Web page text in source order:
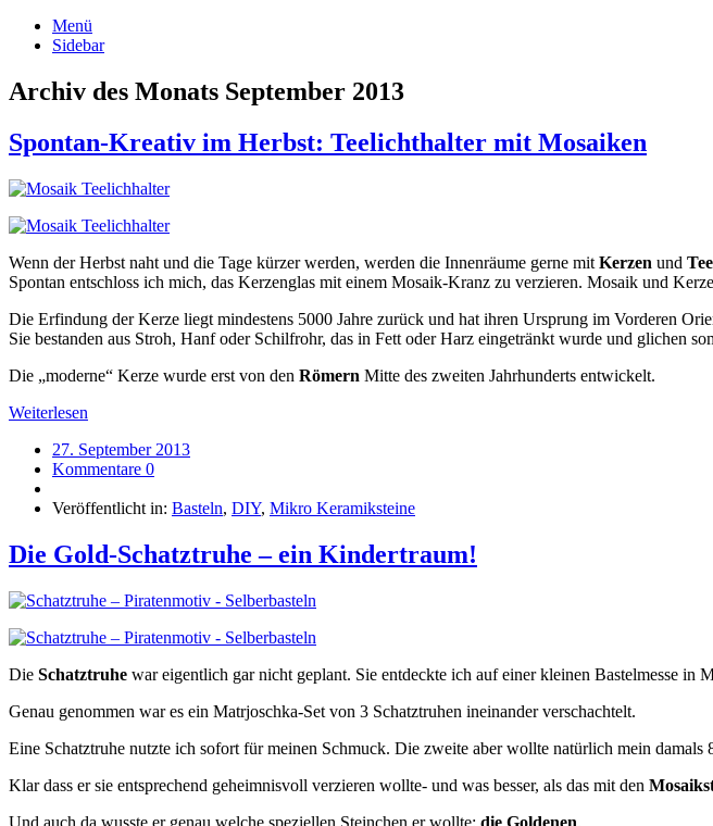
Menü
Sidebar
Archiv des Monats September 2013
Spontan-Kreativ im Herbst: Teelichthalter mit Mosaiken
Wenn der Herbst naht und die Tage kürzer werden, werden die Innenräume gerne mit Kerzen und
Spontan entschloss ich mich, das Kerzenglas mit einem Mosaik-Kranz zu verzieren. Mosaik und
Die Erfindung der Kerze liegt mindestens 5000 Jahre zurück und hat ihren Ursprung im Vorderen
Sie bestanden aus Stroh, Hanf oder Schilfrohr, das in Fett oder Harz eingetränkt wurde und glichen
Die „moderne“ Kerze wurde erst von den Römern Mitte des zweiten Jahrhunderts entwickelt.
Weiterlesen
27. September 2013
Kommentare 0
Veröffentlicht in: Basteln, DIY, Mikro Keramiksteine
Die Gold-Schatztruhe – ein Kindertraum!
Die Schatztruhe war eigentlich gar nicht geplant. Sie entdeckte ich auf einer kleinen Bastelmesse in
Genau genommen war es ein Matrjoschka-Set von 3 Schatztruhen ineinander verschachtelt.
Eine Schatztruhe nutzte ich sofort für meinen Schmuck. Die zweite aber wollte natürlich mein damals
Klar dass er sie entsprechend geheimnisvoll verzieren wollte- und was besser, als das mit den
Und auch da wusste er genau welche speziellen Steinchen er wollte: die Goldenen.